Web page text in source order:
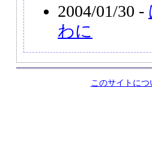
2004/01/30 -
わに
このサイトにつ